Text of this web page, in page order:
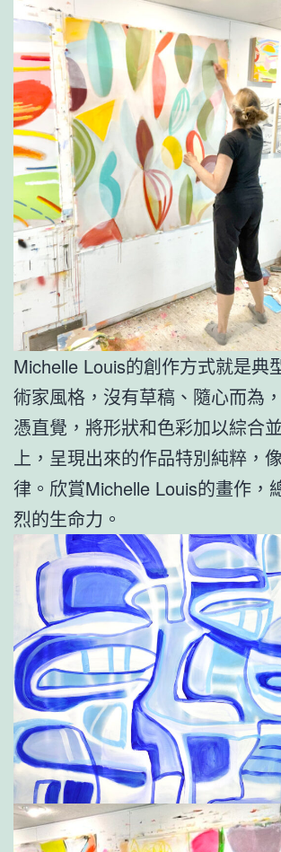
Michelle Louis的創作方式就是典
術家風格，沒有草稿、隨心而為
憑直覺，將形狀和色彩加以綜合
上，呈現出來的作品特別純粹，
律。欣賞Michelle Louis的畫作，
烈的生命力。